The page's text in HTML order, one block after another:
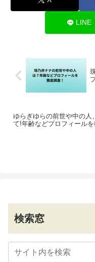
LINE
ゆらぎゆらの前世や中の人
て!年齢などプロフィール
検索窓